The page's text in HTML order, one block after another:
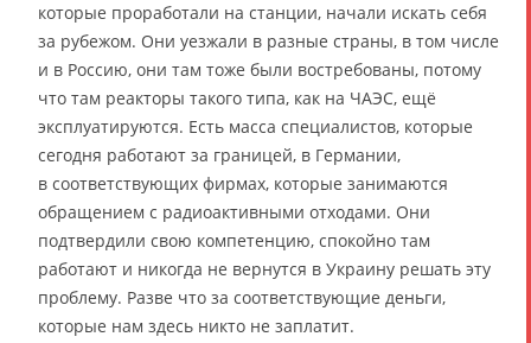
которые проработали на станции, начали искать себя
за рубежом. Они уезжали в разные страны, в том числе
и в Россию, они там тоже были востребованы, потому
что там реакторы такого типа, как на ЧАЭС, ещё
эксплуатируются. Есть масса специалистов, которые
сегодня работают за границей, в Германии,
в соответствующих фирмах, которые занимаются
обращением с радиоактивными отходами. Они
подтвердили свою компетенцию, спокойно там
работают и никогда не вернутся в Украину решать эту
проблему. Разве что за соответствующие деньги,
которые нам здесь никто не заплатит.